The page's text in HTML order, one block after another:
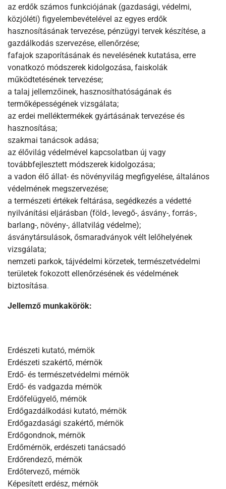
az erdők számos funkciójának (gazdasági, védelmi,
közjóléti) figyelembevételével az egyes erdők
hasznosításának tervezése, pénzügyi tervek készítése, a
gazdálkodás szervezése, ellenőrzése;
fafajok szaporításának és nevelésének kutatása, erre
vonatkozó módszerek kidolgozása, faiskolák
működtetésének tervezése;
a talaj jellemzőinek, hasznosíthatóságának és
termőképességének vizsgálata;
az erdei melléktermékek gyártásának tervezése és
hasznosítása;
szakmai tanácsok adása;
az élővilág védelmével kapcsolatban új vagy
továbbfejlesztett módszerek kidolgozása;
a vadon élő állat- és növényvilág megfigyelése, általános
védelmének megszervezése;
a természeti értékek feltárása, segédkezés a védetté
nyilvánítási eljárásban (föld-, levegő-, ásvány-, forrás-,
barlang-, növény-, állatvilág védelme);
ásványtársulások, ősmaradványok vélt lelőhelyének
vizsgálata;
nemzeti parkok, tájvédelmi körzetek, természetvédelmi
területek fokozott ellenőrzésének és védelmének
biztosítása.
Jellemző munkakörök:
Erdészeti kutató, mérnök
Erdészeti szakértő, mérnök
Erdő- és természetvédelmi mérnök
Erdő- és vadgazda mérnök
Erdőfelügyelő, mérnök
Erdőgazdálkodási kutató, mérnök
Erdőgazdasági szakértő, mérnök
Erdőgondnok, mérnök
Erdőmérnök, erdészeti tanácsadó
Erdőrendező, mérnök
Erdőtervező, mérnök
Képesített erdész, mérnök